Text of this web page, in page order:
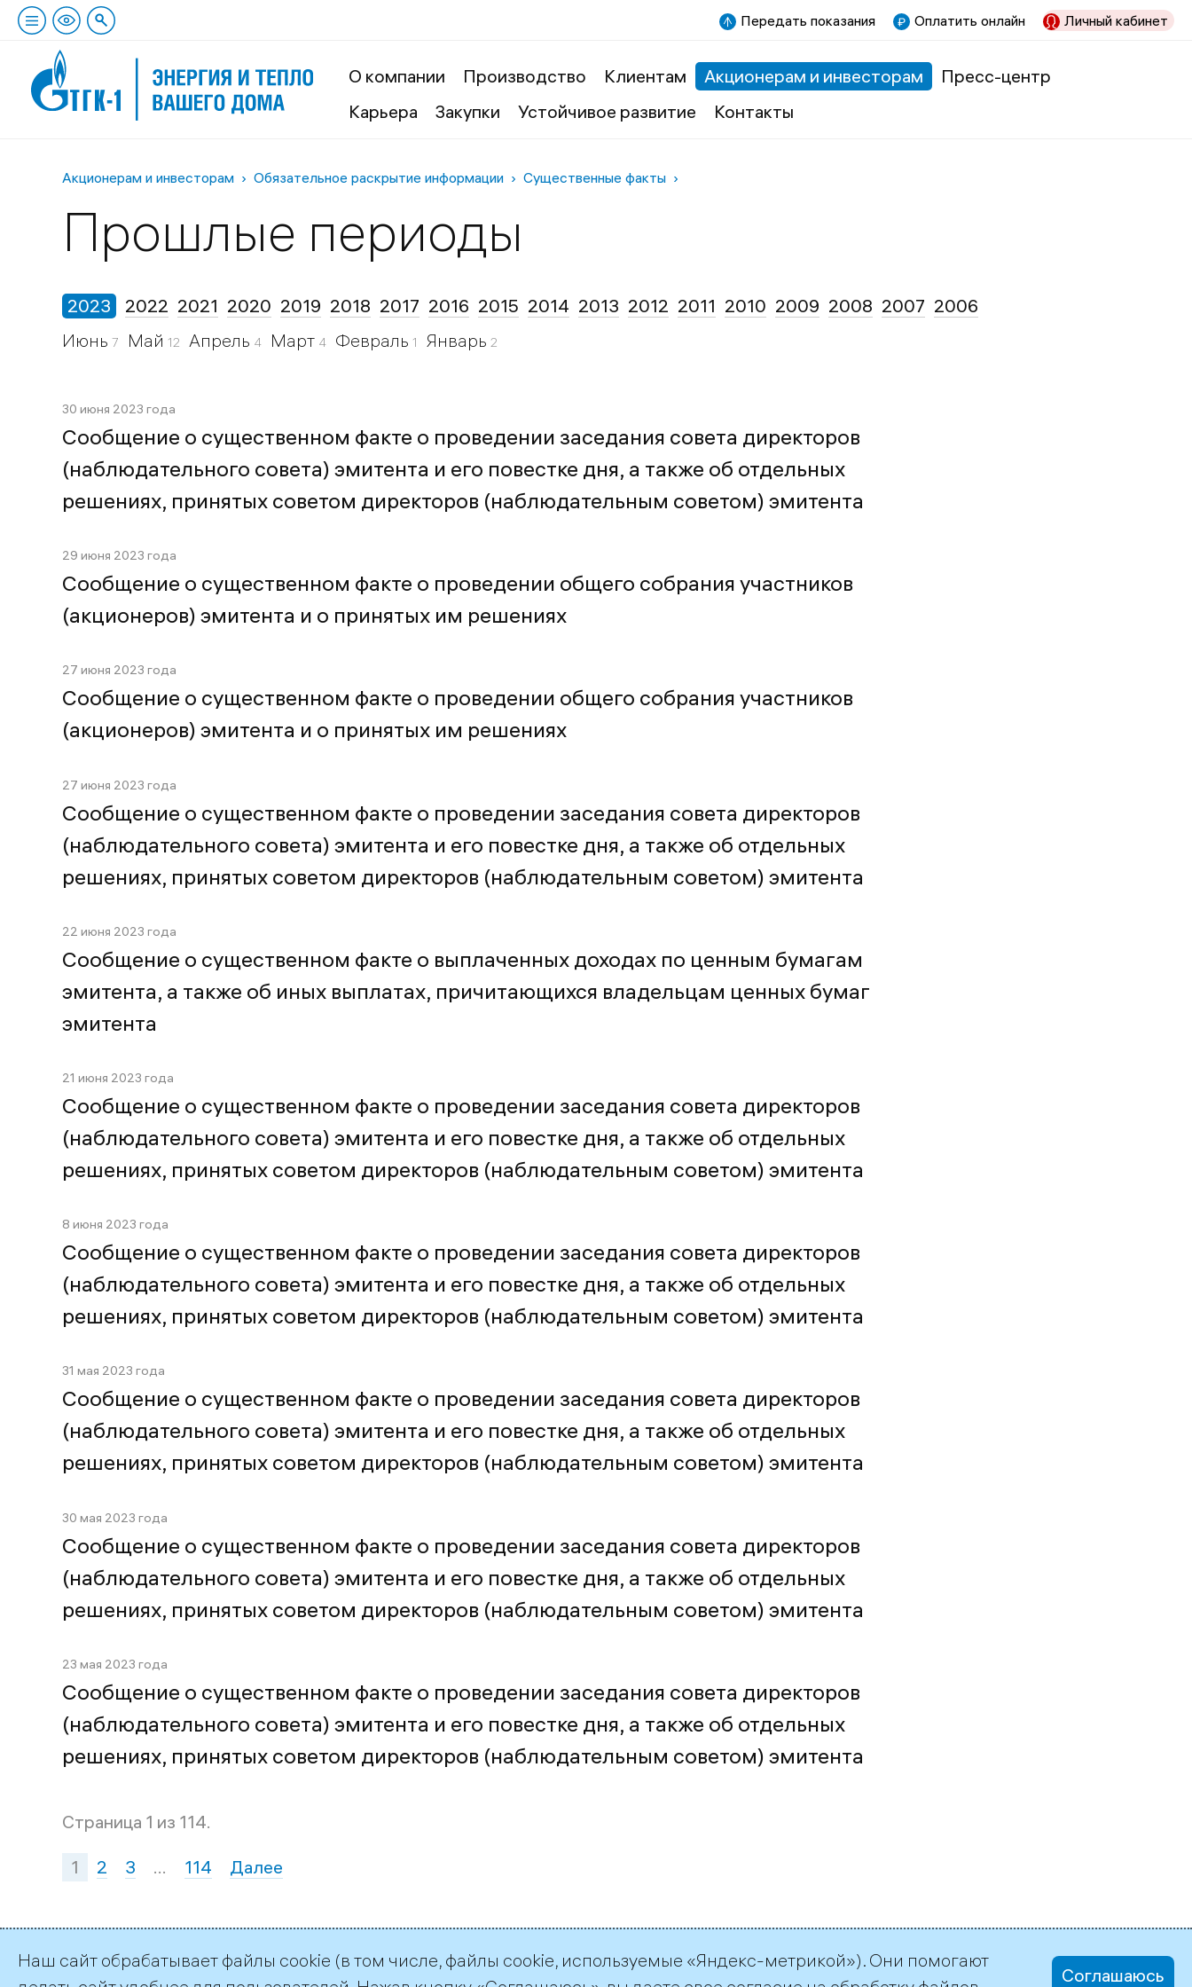
Передать показания Оплатить онлайн Личный кабинет
О компании Производство Клиентам Акционерам и инвесторам
Пресс-центр
Карьера
Закупки Устойчивое развитие Контакты
Акционерам и инвесторам Обязательное раскрытие информации Существенные факты
Прошлые периоды
2023
Июнь 7 Май 12 Апрель 4 Март 4 Февраль 1 Январь 2
2022 2021 2020 2019 2018 2017 2016 2015 2014 2013 2012 2011 2010 2009 2008 2007 2006
30 июня 2023 года
Сообщение о существенном факте о проведении заседания совета директоров
(наблюдательного совета) эмитента и его повестке дня, а также об отдельных
решениях, принятых советом директоров (наблюдательным советом) эмитента
29 июня 2023 года
Сообщение о существенном факте о проведении общего собрания участников
(акционеров) эмитента и о принятых им решениях
27 июня 2023 года
Сообщение о существенном факте о проведении общего собрания участников
(акционеров) эмитента и о принятых им решениях
27 июня 2023 года
Сообщение о существенном факте о проведении заседания совета директоров
(наблюдательного совета) эмитента и его повестке дня, а также об отдельных
решениях, принятых советом директоров (наблюдательным советом) эмитента
22 июня 2023 года
Сообщение о существенном факте о выплаченных доходах по ценным бумагам
эмитента, а также об иных выплатах, причитающихся владельцам ценных бумаг
эмитента
21 июня 2023 года
Сообщение о существенном факте о проведении заседания совета директоров
(наблюдательного совета) эмитента и его повестке дня, а также об отдельных
решениях, принятых советом директоров (наблюдательным советом) эмитента
8 июня 2023 года
Сообщение о существенном факте о проведении заседания совета директоров
(наблюдательного совета) эмитента и его повестке дня, а также об отдельных
решениях, принятых советом директоров (наблюдательным советом) эмитента
31 мая 2023 года
Сообщение о существенном факте о проведении заседания совета директоров
(наблюдательного совета) эмитента и его повестке дня, а также об отдельных
решениях, принятых советом директоров (наблюдательным советом) эмитента
30 мая 2023 года
Сообщение о существенном факте о проведении заседания совета директоров
(наблюдательного совета) эмитента и его повестке дня, а также об отдельных
решениях, принятых советом директоров (наблюдательным советом) эмитента
23 мая 2023 года
Сообщение о существенном факте о проведении заседания совета директоров
(наблюдательного совета) эмитента и его повестке дня, а также об отдельных
решениях, принятых советом директоров (наблюдательным советом) эмитента
Страница 1 из 114.
1 2 3 … 114 Далее
Наш сайт обрабатывает файлы cookie (в том числе, файлы cookie, используемые «Яндекс-метрикой»). Они помогают
Соглашаюсь